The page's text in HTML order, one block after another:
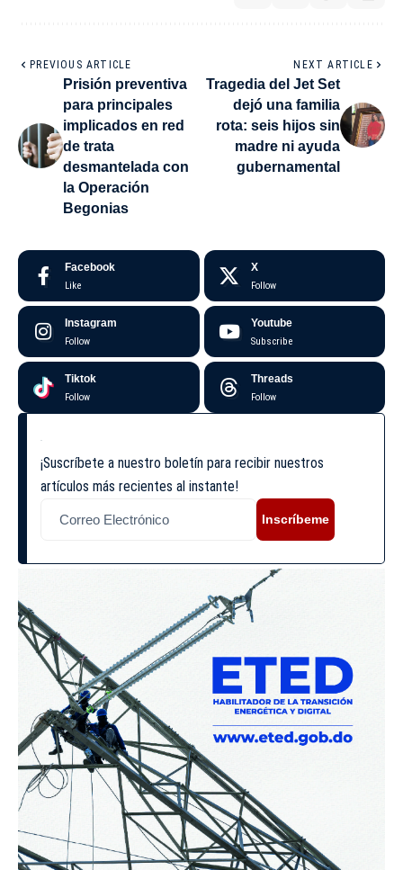
PREVIOUS ARTICLE
Prisión preventiva
para principales
implicados en red
de trata
desmantelada con
la Operación
Begonias
NEXT ARTICLE
Tragedia del Jet Set
dejó una familia
rota: seis hijos sin
madre ni ayuda
gubernamental
Facebook
Like
X
Follow
Instagram
Follow
Youtube
Subscribe
Tiktok
Follow
Threads
Follow
¡Suscríbete a nuestro boletín para recibir nuestros
artículos más recientes al instante!
Inscríbeme